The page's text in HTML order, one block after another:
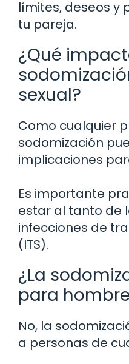
límites, deseos y
tu pareja.
¿Qué
sexual?
Como cualquier
sodomización
implicaciones
Es importante
estar al tanto de
infecciones de
(ITS).
¿La
para
No, la
a personas de